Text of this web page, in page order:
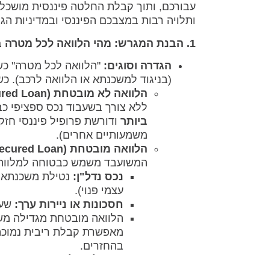
עבורכם, ותוך קבלת החלטה פיננסית
ותלויה רבות במצבכם הפיננסי ובמדיניות
1. הבנת המגרש: מהי הלוואה לכל מטרה בסך 300,000 ש"ח ומי השחקנים?
הגדרה וסוגים: "הלוואה לכל מטרה"
(בניגוד למשכנתא או הלוואה לרכב). כשמדובר בסכום של
הלוואה לא מובטחת (Unsecured Loan):
ללא צורך בשעבוד נכס ספציפי כבטוחה. קבלת 300,000
ביותר ודורשת פרופיל פיננסי
משמעותיים אחרים).
הלוואה מובטחת (Secured Loan):
המשועבד משמש כבטוחה
נכס נדל"ן: נטילת משכנתא
עצמי פנוי).
חסכונות או ניירות ערך:
מאפשרת קבלת ריבית
בהחזרים.